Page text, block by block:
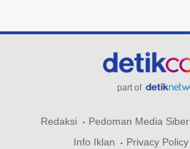
part of
Redaksi Pedoman Media Siber
Info Iklan
Privacy Policy